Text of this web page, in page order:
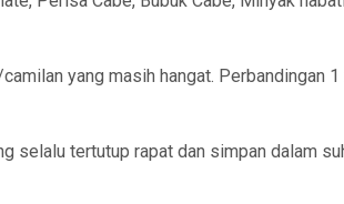
yang masih hangat. Perbandingan
selalu tertutup rapat dan simpan dalam